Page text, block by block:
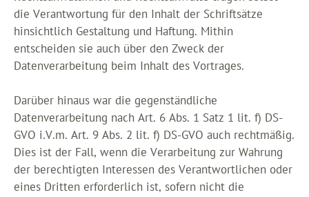
die Verantwortung für den Inhalt der Schriftsätze
hinsichtlich Gestaltung und Haftung. Mithin
entscheiden sie auch über den Zweck der
Datenverarbeitung beim Inhalt des Vortrages.
Darüber hinaus war die gegenständliche
Datenverarbeitung nach Art. 6 Abs. 1 Satz 1 lit. f) DS-
GVO i.V.m. Art. 9 Abs. 2 lit. f) DS-GVO auch rechtmäßig.
Dies ist der Fall, wenn die Verarbeitung zur Wahrung
der berechtigten Interessen des Verantwortlichen oder
eines Dritten erforderlich ist, sofern nicht die